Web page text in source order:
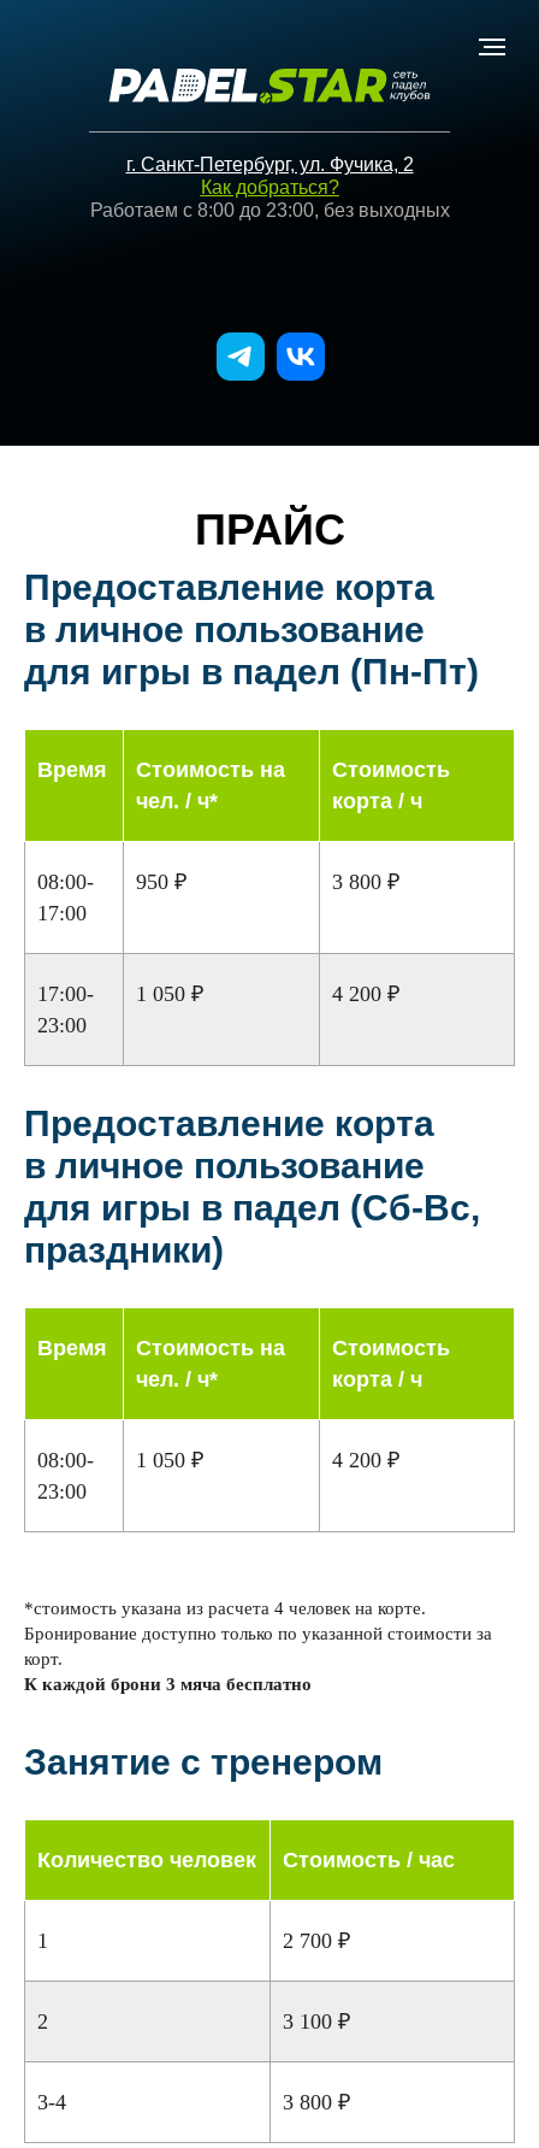
г. Санкт-Петербург, ул. Фучика, 2
Как добраться?
Работаем с 8:00 до 23:00, без выходных
ПРАЙС
Предоставление корта
в личное пользование
для игры в падел (Пн-Пт)
Время
Стоимость на
чел. / ч*
Стоимость
корта / ч
08:00-
17:00
950 ₽ 3 800 ₽
17:00-
23:00
1 050 ₽ 4 200 ₽
Предоставление корта
в личное пользование
для игры в падел (Сб-Вс,
праздники)
Время
Стоимость на
чел. / ч*
Стоимость
корта / ч
08:00-
23:00
1 050 ₽ 4 200 ₽
*стоимость указана из расчета 4 человек на корте.
Бронирование доступно только по указанной стоимости за
корт.
К каждой брони 3 мяча бесплатно
Занятие с тренером
Количество человек Стоимость / час
1 2 700 ₽
2 3 100 ₽
3-4 3 800 ₽